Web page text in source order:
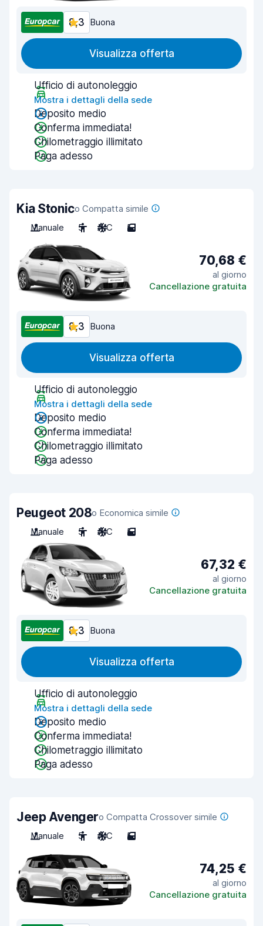
8,3 Buona
Visualizza offerta
Ufficio di autonoleggio
Mostra i dettagli della sede
Deposito medio
Conferma immediata!
Chilometraggio illimitato
Paga adesso
Kia Stonico Compatta simile
Manuale
5 A/C 5
70,68 €
al giorno
Cancellazione gratuita
8,3 Buona
Visualizza offerta
Ufficio di autonoleggio
Mostra i dettagli della sede
Deposito medio
Conferma immediata!
Chilometraggio illimitato
Paga adesso
Peugeot 208o Economica simile
Manuale
5 A/C 5
67,32 €
al giorno
Cancellazione gratuita
8,3 Buona
Visualizza offerta
Ufficio di autonoleggio
Mostra i dettagli della sede
Deposito medio
Conferma immediata!
Chilometraggio illimitato
Paga adesso
Jeep Avengero Compatta Crossover simile
Manuale
5 A/C 5
74,25 €
al giorno
Cancellazione gratuita